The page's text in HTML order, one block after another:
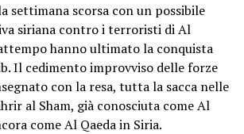
settimana scorsa con un possibile
siriana contro i terroristi di Al
hanno ultimato la conquista
Il cedimento improvviso delle forze
con la resa, tutta la sacca nelle
al Sham, già conosciuta come Al
come Al Qaeda in Siria.